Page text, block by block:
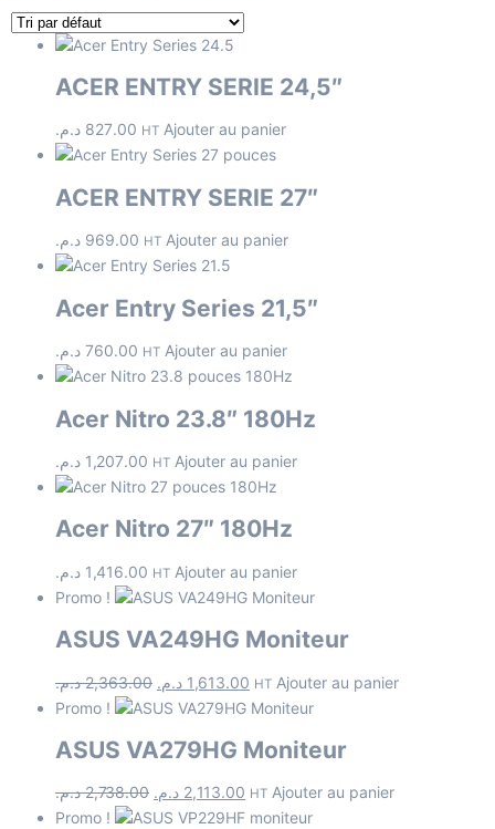
ACER ENTRY SERIE 24,5″
827.00 د.م. HT Ajouter au panier
ACER ENTRY SERIE 27″
969.00 د.م. HT Ajouter au panier
Acer Entry Series 21,5″
760.00 د.م. HT Ajouter au panier
Acer Nitro 23.8″ 180Hz
1,207.00 د.م. HT Ajouter au panier
Acer Nitro 27″ 180Hz
1,416.00 د.م. HT Ajouter au panier
Promo !
ASUS VA249HG Moniteur
2,363.00 د.م. 1,613.00 د.م. HT Ajouter au panier
Promo !
ASUS VA279HG Moniteur
2,738.00 د.م. 2,113.00 د.م. HT Ajouter au panier
Promo !